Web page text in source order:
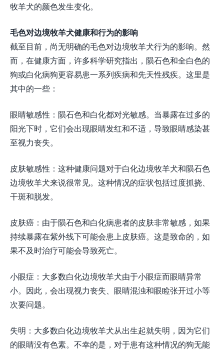
牧羊犬的颜色发生变化。
毛色对边境牧羊犬健康和行为的影响
截至目前，尚无明确的毛色对边境牧羊犬行为的影响。然
而，在健康方面，许多科学研究指出，陨石色和全白色的
狗或白化病狗更容易患一系列疾病和先天性残疾。这里是
其中的一些：
眼睛敏感性：陨石色和白化都对光敏感。当暴露在过多的
阳光下时，它们会出现眼睛发红和不适，导致眼睛感染甚
至视力丧失。
皮肤敏感性：这种健康问题对于白化边境牧羊犬和陨石色
边境牧羊犬来说很常见。这种情况的症状包括过度抓挠、
干斑和脱发。
皮肤癌：由于陨石色和白化病患者的皮肤非常敏感，如果
持续暴露在紫外线下可能会患上皮肤癌。这是致命的，如
果不及时治疗可能会导致死亡。
小眼症：大多数白化边境牧羊犬由于小眼症而眼睛异常
小。因此，会出现视力丧失、眼睛混浊和眼睑张开过小等
次要问题。
失明：大多数白化边境牧羊犬从出生起就失明，因为它们
的眼睛没有色素。不幸的是，对于患有这种情况的狗无能